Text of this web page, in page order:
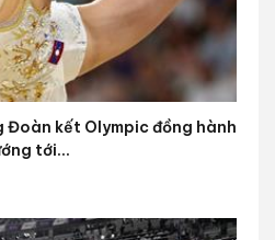
Đoàn kết Olympic đồng hành
tới...